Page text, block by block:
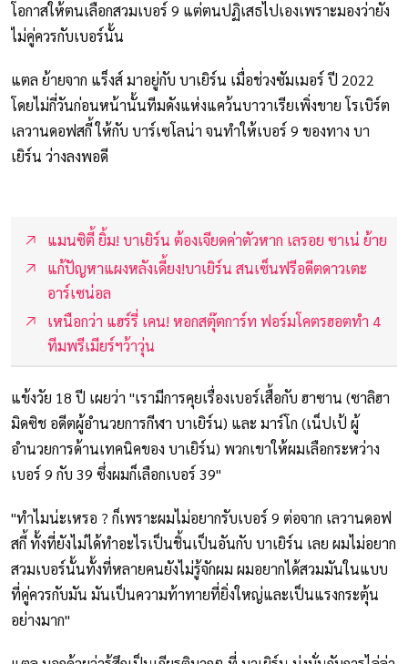
โอกาสให้ตนเลือกสวมเบอร์ 9 แต่ตนปฏิเสธไปเองเพราะมองว่ายัง
ไม่คู่ควรกับเบอร์นั้น
แตล ย้ายจาก แร็งส์ มาอยู่กับ บาเยิร์น เมื่อช่วงซัมเมอร์ ปี 2022
โดยไม่กี่วันก่อนหน้านั้นทีมดังแห่งแคว้นบาวาเรียเพิ่งขาย โรเบิร์ต
เลวานดอฟสกี้ ให้กับ บาร์เซโลน่า จนทำให้เบอร์ 9 ของทาง บา
เยิร์น ว่างลงพอดี
แมนซิตี้ ยิ้ม! บาเยิร์น ต้องเจียดค่าตัวหาก เลรอย ซาเน่ ย้าย
แก้ปัญหาแผงหลังเดี้ยง!บาเยิร์น สนเซ็นฟรีอดีตดาวเตะ
อาร์เซน่อล
เหนือกว่า แฮร์รี่ เคน! หอกสตุ๊ตการ์ท ฟอร์มโคตรฮอตทำ 4
ทีมพรีเมียร์ฯว้าวุ่น
แข้งวัย 18 ปี เผยว่า "เรามีการคุยเรื่องเบอร์เสื้อกับ ฮาซาน (ซาลิฮา
มิดซิช อดีตผู้อำนวยการกีฬา บาเยิร์น) และ มาร์โก (เน็ปเป้ ผู้
อำนวยการด้านเทคนิคของ บาเยิร์น) พวกเขาให้ผมเลือกระหว่าง
เบอร์ 9 กับ 39 ซึ่งผมก็เลือกเบอร์ 39"
"ทำไมน่ะเหรอ ? ก็เพราะผมไม่อยากรับเบอร์ 9 ต่อจาก เลวานดอฟ
สกี้ ทั้งที่ยังไม่ได้ทำอะไรเป็นชิ้นเป็นอันกับ บาเยิร์น เลย ผมไม่อยาก
สวมเบอร์นั้นทั้งที่หลายคนยังไม่รู้จักผม ผมอยากได้สวมมันในแบบ
ที่คู่ควรกับมัน มันเป็นความท้าทายที่ยิ่งใหญ่และเป็นแรงกระตุ้น
อย่างมาก"